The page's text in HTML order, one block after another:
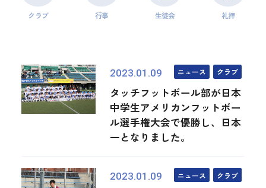
クラブ 行事 生徒会 礼拝
2023.01.09 ニュース クラブ
タッチフットボール部が日本
中学生アメリカンフットボー
ル選手権大会で優勝し、日本
一となりました。
2023.01.09 ニュース クラブ